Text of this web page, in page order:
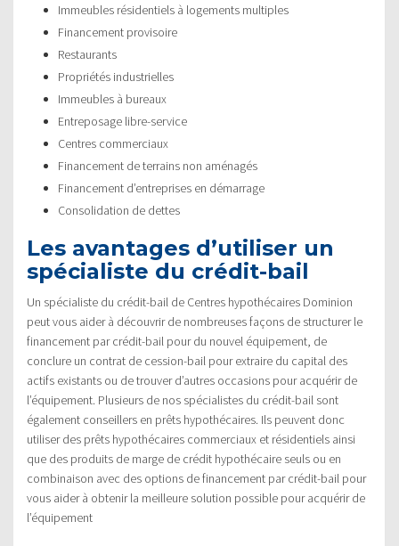
Immeubles résidentiels à logements multiples
Financement provisoire
Restaurants
Propriétés industrielles
Immeubles à bureaux
Entreposage libre-service
Centres commerciaux
Financement de terrains non aménagés
Financement d’entreprises en démarrage
Consolidation de dettes
Les avantages d’utiliser un
spécialiste du crédit-bail
Un spécialiste du crédit-bail de Centres hypothécaires Dominion
peut vous aider à découvrir de nombreuses façons de structurer le
financement par crédit-bail pour du nouvel équipement, de
conclure un contrat de cession-bail pour extraire du capital des
actifs existants ou de trouver d’autres occasions pour acquérir de
l’équipement. Plusieurs de nos spécialistes du crédit-bail sont
également conseillers en prêts hypothécaires. Ils peuvent donc
utiliser des prêts hypothécaires commerciaux et résidentiels ainsi
que des produits de marge de crédit hypothécaire seuls ou en
combinaison avec des options de financement par crédit-bail pour
vous aider à obtenir la meilleure solution possible pour acquérir de
l’équipement